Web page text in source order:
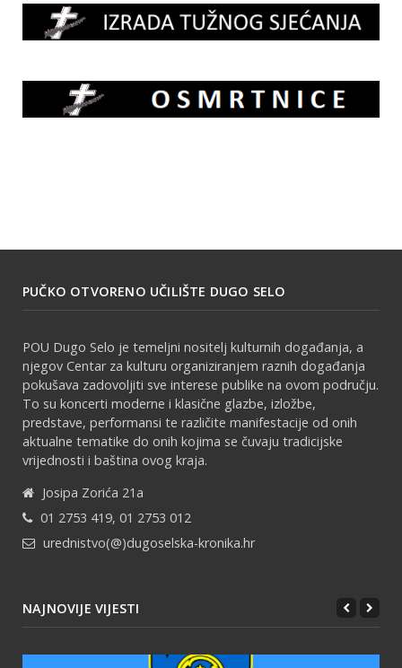
PUČKO OTVORENO UČILIŠTE DUGO SELO
POU Dugo Selo je temeljni nositelj kulturnih događanja, a
njegov Centar za kulturu organiziranjem raznih događanja
pokušava zadovoljiti sve interese publike na ovom području.
To su koncerti moderne i klasične glazbe, izložbe,
predstave, performansi te različite manifestacije od onih
aktualne tematike do onih kojima se čuvaju tradicijske
vrijednosti i baština ovog kraja.
Josipa Zorića 21a
01 2753 419, 01 2753 012
urednistvo(@)dugoselska-kronika.hr
NAJNOVIJE VIJESTI